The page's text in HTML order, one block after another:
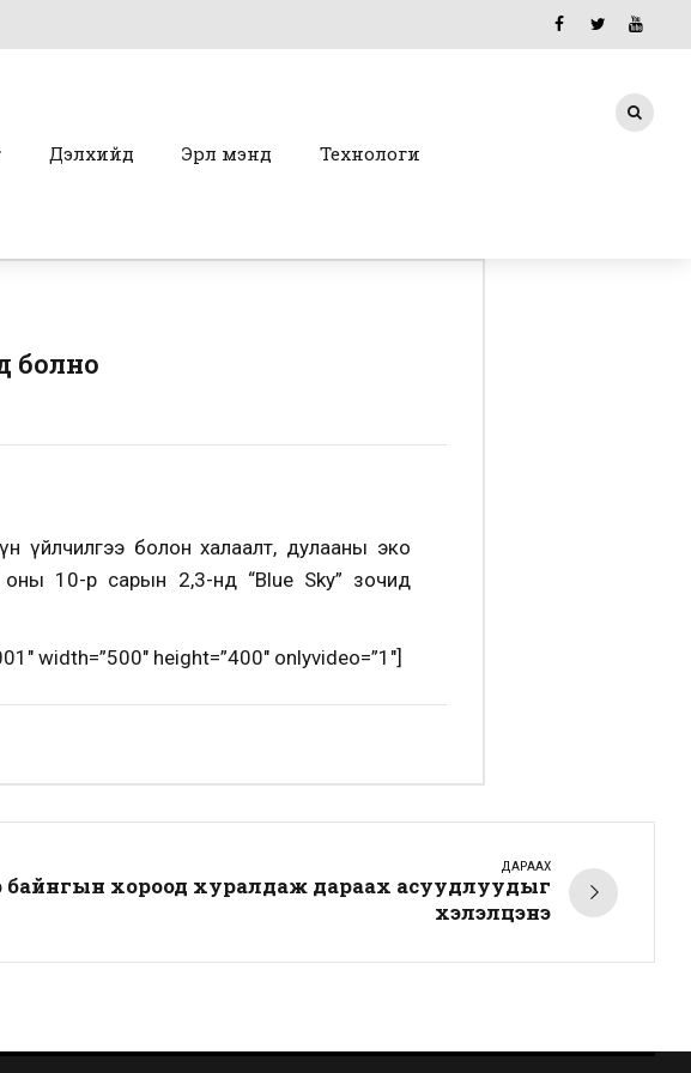
Дэлхийд Эрүүл мэнд Технологи
болно
үйлчилгээ болон халаалт, дулааны эко
оны 10-р сарын 2,3-нд “Blue Sky” зочид
width=”500″ height=”400″ onlyvideo=”1″]
ДАРААХ
байнгын хороод хуралдаж дараах асуудлуудыг
хэлэлцэнэ